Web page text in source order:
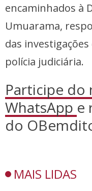
encaminhados à
Umuarama,
das
polícia judiciária.
Participe do
WhatsApp e
do
MAIS LIDAS